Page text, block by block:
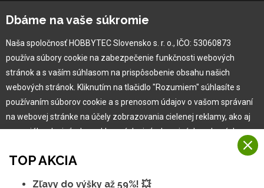
Naša história
Pre zákazníka
Garancia najlepšej ceny
Užívateľský manuál
Reklamácia
TOP AKCIA
Zľavy do výšky až 59%! 💥
Dbáme na vaše súkromie
Naša spoločnosť HOBBYTEC Slovensko s. r. o., IČO: 53060873
používa súbory cookie na zabezpečenie funkčnosti webových
stránok a s vaším súhlasom na prispôsobenie obsahu našich
webových stránok. Kliknutím na tlačidlo "Rozumiem" súhlasíte s
používaním súborov cookie a s prenosom údajov o vašom správaní
na webovej stránke na účely zobrazovania cielenej reklamy, ako aj
na sociálnych sieťach a reklamných sieťach na iných webových
Viac informácií